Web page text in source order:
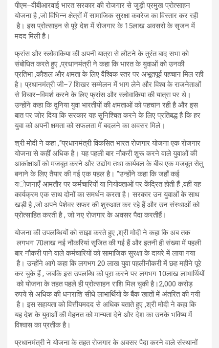
पीएम–वीबीआरवाई भारत सरकार की रोजगार से जुड़ी प्रमुख प्रोत्साहन
योजना है,जो विभिन्न क्षेत्रों में सामाजिक सुरक्षा कवरेज का विस्तार कर रही
है। इस प्रोत्साहन से पूरे देश में रोजगार के 15लाख अवसरो के सृजन में
मदद मिली है।
फ्रांस और स्लोवाकिया की अपनी यात्रा से लौटने के तुरंत बाद सभा को
संबोधित करते हुए ,प्रधानमंत्री ने कहा कि भारत के युवाओं को उनकी
प्रतिभा,कौशल और क्षमता के लिए वैश्विक स्तर पर अभूतपूर्व पहचान मिल रही
है। प्रधानमंत्री जी–7 शिखर सम्मेलन में भाग लेने और विश्व के राजनेताओं
से विचार–विमर्श करने के लिए फ्रांस और स्लोवाकिया की यात्रा पर थे।
उन्होंने कहा कि दुनिया युवा भारतीयों की क्षमताओं को पहचान रही है और इस
बात पर जोर दिया कि सरकार यह सुनिश्चित करने के लिए प्रतिबद्ध है कि हर
युवा को अपनी क्षमता को सफलता में बदलने का अवसर मिले।
श्री मोदी ने कहा,‘‘प्रधानमंत्री विकसित भारत रोजगार योजना एक रोजगार
योजना से कहीं अधिक है। यह पहली बार नौकरी शुरू करने वाले युवाओं की
आकांक्षाओं को मजबूत करने और उद्योग तथा कार्यबल के बीच एक मजबूत सेतु
बनाने के लिए तैयार की गई एक पहल है। ”उन्होंने कहा कि जहाँ कई
योजनाएँ आमतौर पर कर्मचारियों या नियोक्ताओं पर केंद्रित होती हैं,वहीं यह
कार्यक्रम एक साथ दोनों का समर्थन करता है। सरकार उन युवाओं के साथ
खड़ी है,जो अपने पेशेवर सफर की शुरुआत कर रहे हैं और उन संस्थाओं को
प्रोत्साहित करती है, जो नए रोजगार के अवसर पैदा करतीहैं।
योजना की उपलब्धियों को साझा करते हुए ,श्री मोदी ने कहा कि अब तक
लगभग 70लाख नई नौकरियां सृजित की गई हैं और इतनी ही संख्या में पहली
बार नौकरी पाने वाले कर्मचारियों को सामाजिक सुरक्षा के दायरे में लाया गया
है। उन्होंने आगे कहा कि लगभग 20 लाख युवा पहलीनौकरी में छह महीने पूरे
कर चुके हैं, जबकि इस उपलब्धि को पूरा करने पर लगभग 10लाख लाभार्थियों
को योजना के तहत पहले ही प्रोत्साहन राशि मिल चुकी है।2,000करोड़
रुपये से अधिक की धनराशि सीधे लाभार्थियों के बैंक खातों में अंतरित की गयी
है। इस सहायता को वित्तीयमदद से अधिक बताते हुए ,श्री मोदी ने कहा कि
यह देश के युवाओं की मेहनत को मान्यता देने और देश का उनके भविष्य में
विश्वास का प्रतीक है।
प्रधानमंत्री ने योजना के तहत रोजगार के अवसर पैदा करने वाले संस्थानों